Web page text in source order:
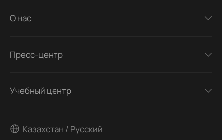
О нас
Пресс-центр
Учебный центр
Казахстан / Русский